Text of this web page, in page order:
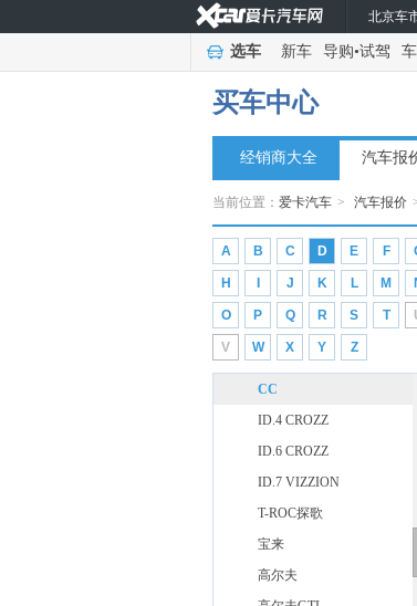
北京车
选车 新车 导购•试驾
买车中心
经销商大全 汽车报
当前位置： 爱卡汽车 > 汽车报价
A B C D E F
H J K L M
O P Q R S T
V W X Y Z
帕萨特PHEV
桑塔纳
途昂
途观L PHEV
途观X
途岳
途铠
威然
一汽-大众(19)
CC
ID.4 CROZZ
ID.6 CROZZ
ID.7 VIZZION
T-ROC探歌
宝来
高尔夫